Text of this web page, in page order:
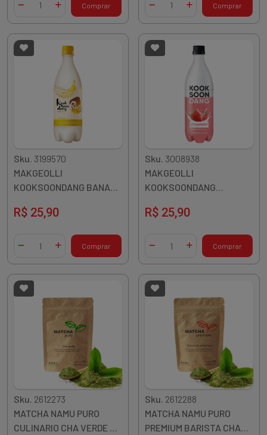
Diminuir QuantidadeAdicionar Quantidade
Comprar
Diminuir QuantidadeAdicionar Quantidade
Comprar
Sku. 3199570
MAKGEOLLI
KOOKSOONDANG BANANA
COREIA
R$ 25,90
Diminuir QuantidadeAdicionar Quantidade
Comprar
Sku. 3008938
MAKGEOLLI
KOOKSOONDANG
ARROZ 750ML COREIA
R$ 25,90
Diminuir QuantidadeAdicionar Quantidade
Comprar
Sku. 2612273
MATCHA NAMU PURO
CULINARIO CHA VERDE EM
Sku. 2612288
MATCHA NAMU PURO
PREMIUM BARISTA CHA